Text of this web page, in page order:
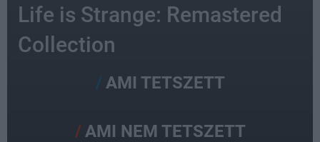
Life is Strange: Remastered
Collection
AMI TETSZETT
AMI NEM TETSZETT